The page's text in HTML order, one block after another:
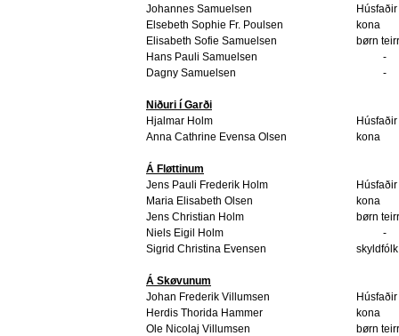
Johannes Samuelsen
Húsfaðir
Elsebeth Sophie Fr. Poulsen
kona
Elisabeth Sofie Samuelsen
børn
Hans Pauli Samuelsen
-
Dagny Samuelsen
-
Niðuri í Garði
Hjalmar Holm
Húsfaðir
Anna Cathrine Evensa Olsen
kona
Á Fløttinum
Jens Pauli Frederik Holm
Húsfaðir
Maria Elisabeth Olsen
kona
Jens Christian Holm
børn
Niels Eigil Holm
-
Sigrid Christina Evensen
skyldfólk
Á Skøvunum
Johan Frederik Villumsen
Húsfaðir
Herdis Thorida Hammer
kona
Ole Nicolaj Villumsen
børn